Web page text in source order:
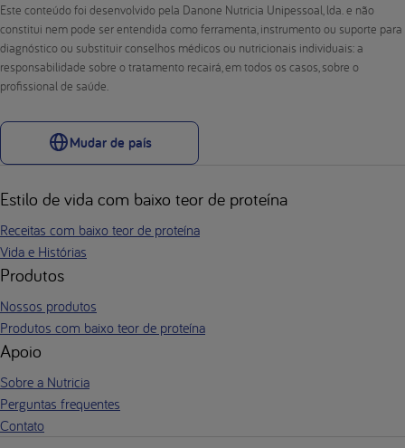
Este conteúdo foi desenvolvido pela Danone Nutricia Unipessoal, lda. e não
constitui nem pode ser entendida como ferramenta, instrumento ou suporte para
diagnóstico ou substituir conselhos médicos ou nutricionais individuais: a
responsabilidade sobre o tratamento recairá, em todos os casos, sobre o
profissional de saúde.
Mudar de país
Estilo de vida com baixo teor de proteína
Receitas com baixo teor de proteína
Vida e Histórias
Produtos
Nossos produtos
Produtos com baixo teor de proteína
Apoio
Sobre a Nutricia
Perguntas frequentes
Contato